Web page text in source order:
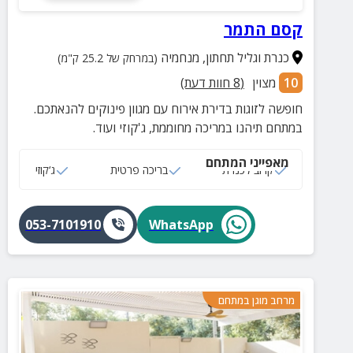
קסם התמר
כנרת וגליל תחתון, מנחמיה (במרחק של 25.2 ק"מ)
10 מצוין (
8 חוות דעת)
חופשה לזוגות בדירת אירוח עם מגוון פינוקים להנאתכם.
במתחם תיהנו במריכה מחוממת, ג'קוזי ועוד.
מאפייני המתחם
קרוב לכנרת בריכה פרטית ג‘קוזי
WhatsApp
053-7101910
מרחב מוגן במתחם